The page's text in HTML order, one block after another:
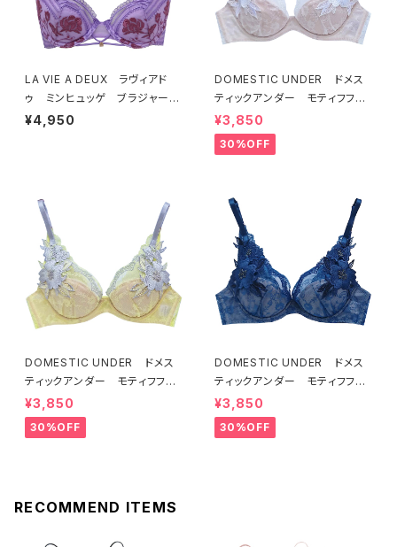
LA VIE A DEUX ラヴィアド
ゥ ミンヒュッゲ ブラジャー
（ライラック）BRA LILAC 2249
¥4,950
DOMESTIC UNDER ドメス
ティックアンダー モティフフル
ール ブラジャー（オフホワイ
ト）D2255
¥3,850
30%OFF
DOMESTIC UNDER ドメス
ティックアンダー モティフフル
ール ブラジャー（レモネード）
D2255 送料無料
¥3,850
30%OFF
DOMESTIC UNDER ドメス
ティックアンダー モティフフル
ール ブラジャー（ブルー）D22
55
¥3,850
30%OFF
RECOMMEND ITEMS